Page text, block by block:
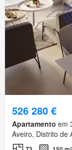
526 280 €
Apartamento em
Aveiro, Distrito de